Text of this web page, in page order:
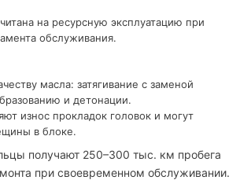
на ресурсную эксплуатацию при
обслуживания.
масла: затягивание с заменой
и детонации.
износ прокладок головок и могут
в блоке.
получают 250–300 тыс. км пробега
при своевременном обслуживании.